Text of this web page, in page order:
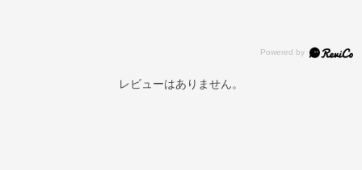
レビューはありません。